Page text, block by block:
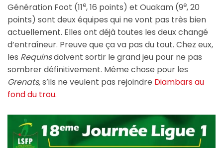
Génération Foot (11e, 16 points) et Ouakam (9e, 20
points) sont deux équipes qui ne vont pas très bien
actuellement. Elles ont déjà toutes les deux changé
d’entraîneur. Preuve que ça va pas du tout. Chez eux,
les Requinsdoivent sortir le grand jeu pour ne pas
sombrer définitivement. Même chose pour les
Grenats,s’ils ne veulent pas rejoindre Diambars au
fond du trou.